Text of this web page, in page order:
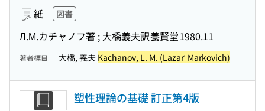
紙 図書
Л.М.カチャノフ著 ; 大橋義夫訳養賢堂1980.11
著者標目 大橋, 義夫 Kachanov, L. M. (Lazarʹ Markovich)
塑性理論の基礎 訂正第4版